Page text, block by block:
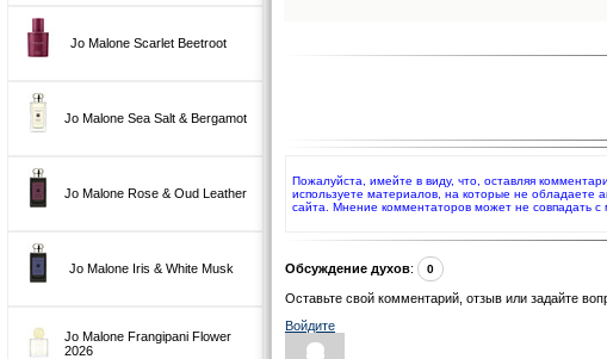
Jo Malone Scarlet Beetroot
Jo Malone Sea Salt & Bergamot
Jo Malone Rose & Oud Leather
Jo Malone Iris & White Musk
Jo Malone Frangipani Flower
2026
Пожалуйста, имейте в виду, что, оставляя
используете материалов, на которые не обладаете
сайта. Мнение комментаторов может не совпадать
Обсуждение духов: 0
Оставьте свой комментарий, отзыв или задайте
Войдите